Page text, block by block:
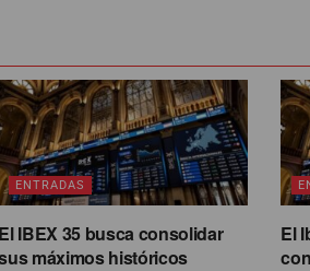
ENTRADAS
El IBEX 35 busca consolidar
máximos históricos
El